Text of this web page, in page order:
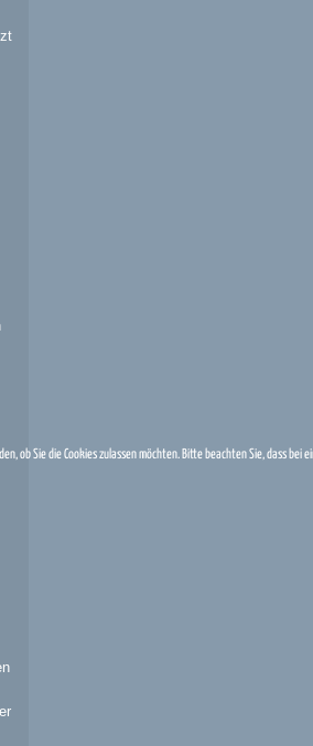
ob Sie die Cookies zulassen möchten. Bitte beachten Sie, dass bei